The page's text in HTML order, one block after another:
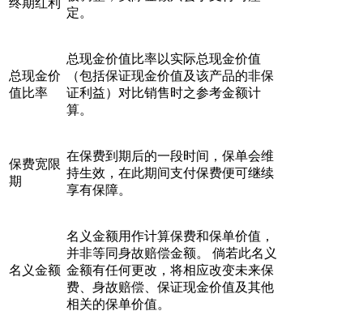
定。
终期红利
总现金价
值比率
总现金价值比率以实际总现金价值
（包括保证现金价值及该产品的非保
证利益）对比销售时之参考金额计
算。
保费宽限
期
在保费到期后的一段时间，保单会维
持生效，在此期间支付保费便可继续
享有保障。
名义金额
名义金额用作计算保费和保单价值，
并非等同身故赔偿金额。 倘若此名义
金额有任何更改，将相应改变未来保
费、身故赔偿、保证现金价值及其他
相关的保单价值。